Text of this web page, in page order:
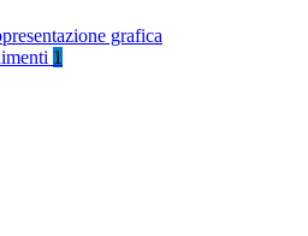
grafica
1